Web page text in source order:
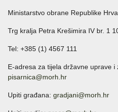
Ministarstvo obrane Republike
Trg kralja Petra Krešimira IV br. 1
Tel: +385 (1) 4567 111
E-adresa za tijela državne uprave i
pisarnica@morh.hr
Upiti građana: gradjani@morh.hr